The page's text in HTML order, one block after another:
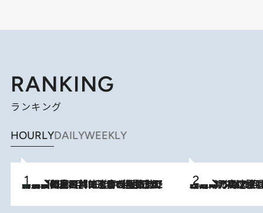
RANKING
ランキング
HOURLYDAILYWEEKLY
2026.8.8
「最後に見られてよかった」上野動物園の東園パンダ舎が解体前に特別公開。8月16日まで延長されたパネル展と共に辿る“半世紀”のパンダ飼育《解体工事の図面あり》 2026.8.7
「湘南乃風に憧れて」観客大盛上がりの“タオル回し”に、ラッパー顔負けの高速歌唱まで…さだまさし（74）のアグレッシブすぎる現在地